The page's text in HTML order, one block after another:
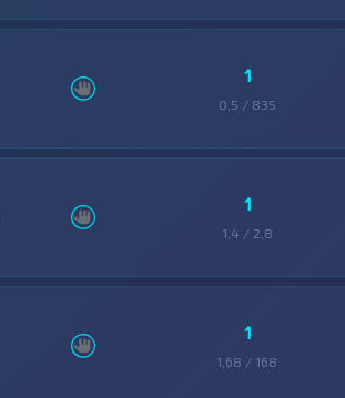
1
0,5 / 835
1
1,4 / 2,8
1
1,68 / 168